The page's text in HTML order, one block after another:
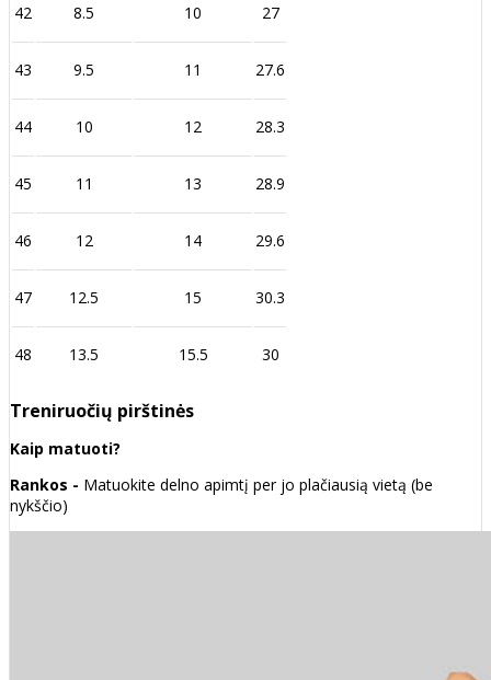
42 8.5 10 27
43 9.5 11 27.6
44 10 12 28.3
45 11 13 28.9
46 12 14 29.6
47 12.5 15 30.3
48 13.5 15.5 30
Treniruočių pirštinės
Kaip matuoti?
Rankos - Matuokite delno apimtį per jo plačiausią vietą (be
nykščio)